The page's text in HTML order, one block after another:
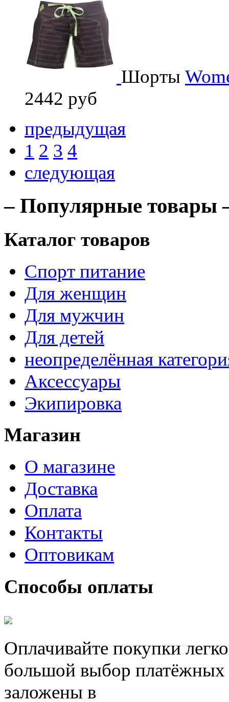
Шорты
2442 руб
предыдущая
1 2 3 4
следующая
– Популярные товары
Каталог товаров
Спорт питание
Для женщин
Для мужчин
Для детей
неопределённая
Аксессуары
Экипировка
Магазин
О магазине
Доставка
Оплата
Контакты
Оптовикам
Способы оплаты
Оплачивайте покупки
большой выбор
заложены в